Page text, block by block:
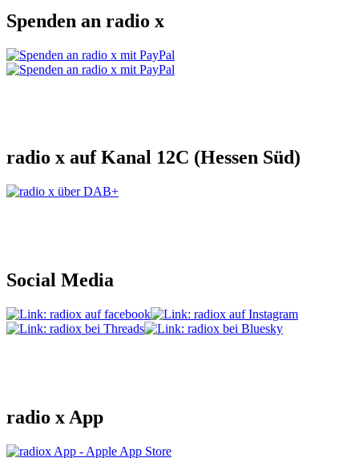
Spenden an radio x
radio x auf Kanal 12C (Hessen Süd)
Social Media
radio x App